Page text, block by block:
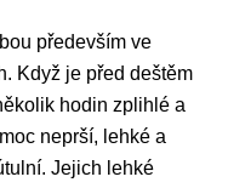
především ve
Když je před deštěm
hodin zplihlé a
neprší, lehké a
Jejich lehké